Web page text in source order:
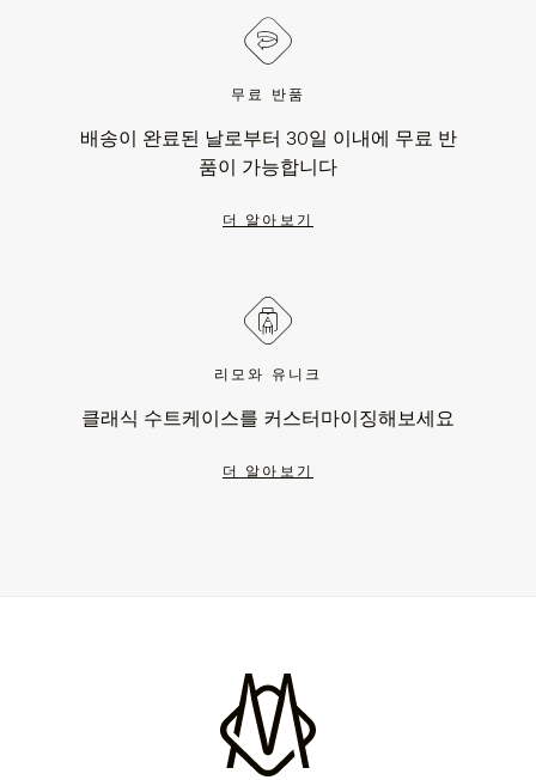
무료 반품
배송이 완료된 날로부터 30일 이내에 무료 반
품이 가능합니다
더 알아보기
리모와 유니크
클래식 수트케이스를 커스터마이징해보세요
더 알아보기